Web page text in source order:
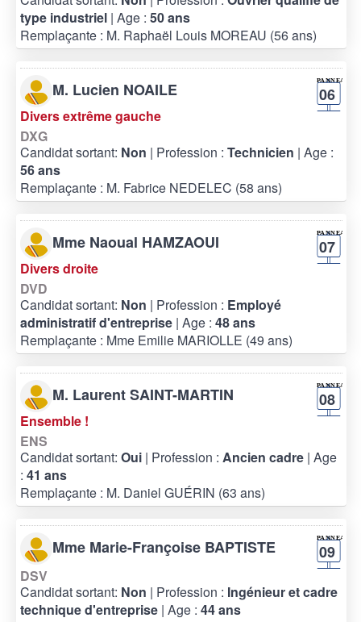
type industriel | Age : 50 ans
Remplaçante : M. Raphaël Louis MOREAU (56 ans)
M. Lucien NOAILE 06
Divers extrême gauche
DXG
Candidat sortant: Non | Profession : Technicien | Age :
56 ans
Remplaçante : M. Fabrice NEDELEC (58 ans)
Mme Naoual HAMZAOUI 07
Divers droite
DVD
Candidat sortant: Non | Profession : Employé
administratif d'entreprise | Age : 48 ans
Remplaçante : Mme Emilie MARIOLLE (49 ans)
M. Laurent SAINT-MARTIN 08
Ensemble !
ENS
Candidat sortant: Oui | Profession : Ancien cadre | Age
: 41 ans
Remplaçante : M. Daniel GUÉRIN (63 ans)
Mme Marie-Françoise BAPTISTE 09
DSV
Candidat sortant: Non | Profession : Ingénieur et cadre
technique d'entreprise | Age : 44 ans